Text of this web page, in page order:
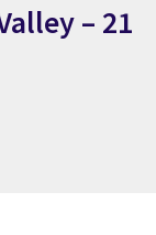
– 21